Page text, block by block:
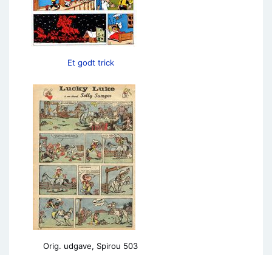
Et godt trick
Orig. udgave, Spirou 503